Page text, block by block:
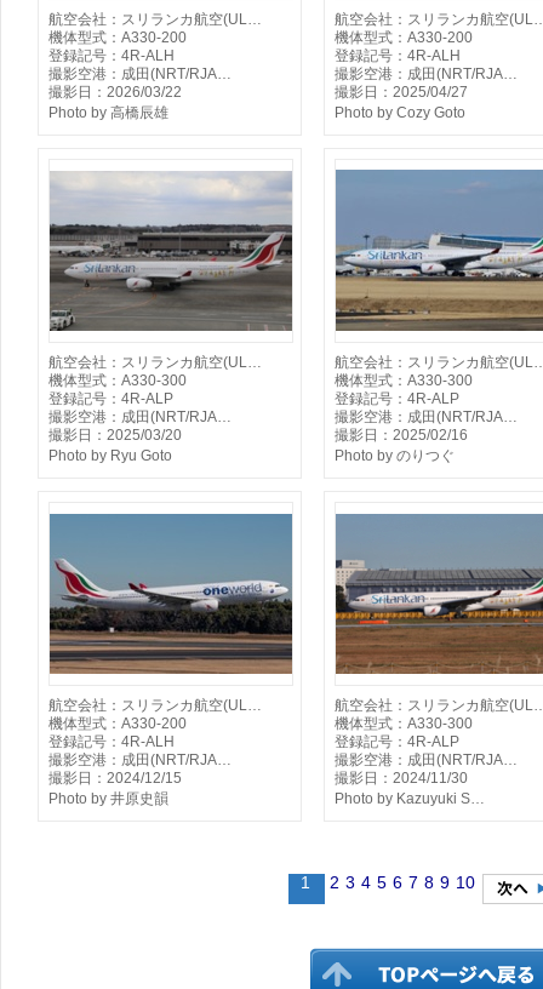
航空会社：スリランカ航空(UL…
機体型式：A330-200
登録記号：4R-ALH
撮影空港：成田(NRT/RJA…
撮影日：2026/03/22
Photo by 高橋辰雄
航空会社：スリランカ航空
機体型式：A330-200
登録記号：4R-ALH
撮影空港：成田(NRT/RJA…
撮影日：2025/04/27
Photo by Cozy Goto
航空会社：スリランカ航空(UL…
機体型式：A330-300
登録記号：4R-ALP
撮影空港：成田(NRT/RJA…
撮影日：2025/03/20
Photo by Ryu Goto
航空会社：スリランカ航空
機体型式：A330-300
登録記号：4R-ALP
撮影空港：成田(NRT/RJA…
撮影日：2025/02/16
Photo by のりつぐ
航空会社：スリランカ航空(UL…
機体型式：A330-200
登録記号：4R-ALH
撮影空港：成田(NRT/RJA…
撮影日：2024/12/15
Photo by 井原史韻
航空会社：スリランカ航空
機体型式：A330-300
登録記号：4R-ALP
撮影空港：成田(NRT/RJA…
撮影日：2024/11/30
Photo by Kazuyuki S…
1 2 3 4 5 6 7 8 9 10